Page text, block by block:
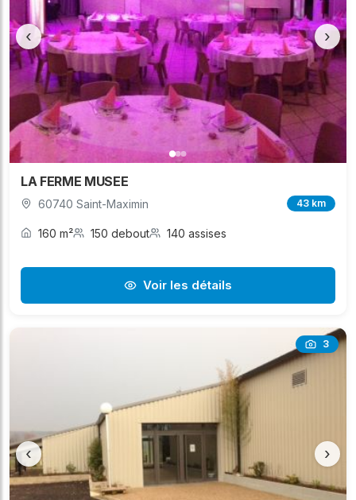
‹ ›
LA FERME MUSEE
60740 Saint-Maximin 43 km
160 m² 150 debout 140 assises
Voir les détails
3
‹ ›